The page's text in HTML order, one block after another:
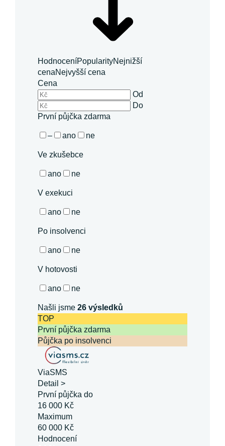
HodnoceníPopularityNejnižší
cenaNejvyšší cena
Cena
Od
Do
První půjčka zdarma
– ano ne
Ve zkušebce
ano ne
V exekuci
ano ne
Po insolvenci
ano ne
V hotovosti
ano ne
Našli jsme26 výsledků
TOP
První půjčka zdarma
Půjčka po insolvenci
ViaSMS
Detail >
První půjčka do
16 000 Kč
Maximum
60 000 Kč
Hodnocení